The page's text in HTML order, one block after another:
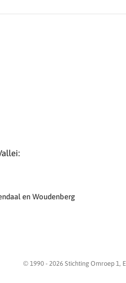
en Woudenberg
© 1990 - 2026 Stichting Omroep 1,